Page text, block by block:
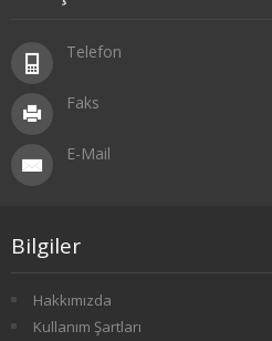
3. SINIF 6. YARIYIL SOSYOLOJİ
Telefon
Faks
E-Mail
Bilgiler
Hakkımızda
Kullanım Şartları